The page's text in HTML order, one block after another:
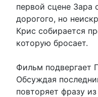
первой сцене Зара
дорогого, но
Крис собирается
которую бросает.
Фильм подвергает
Обсуждая
повторяет фразу